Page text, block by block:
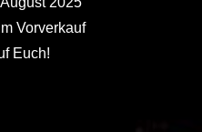
Vorverkauf
Euch!